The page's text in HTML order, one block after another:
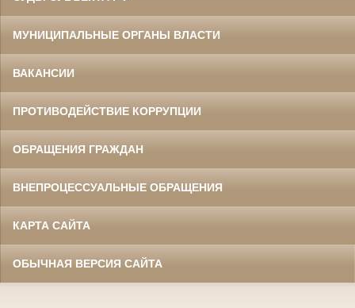
МУНИЦИПАЛЬНЫЕ ОРГАНЫ ВЛАСТИ
ВАКАНСИИ
ПРОТИВОДЕЙСТВИЕ КОРРУПЦИИ
ОБРАЩЕНИЯ ГРАЖДАН
ВНЕПРОЦЕССУАЛЬНЫЕ ОБРАЩЕНИЯ
КАРТА САЙТА
ОБЫЧНАЯ ВЕРСИЯ САЙТА